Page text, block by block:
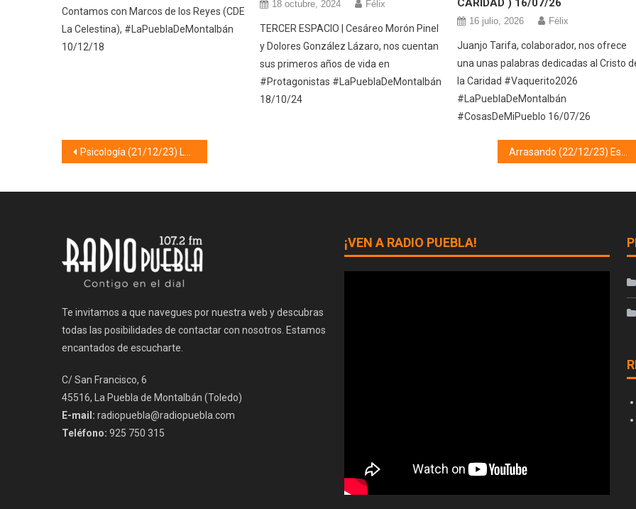
Contamos con Marcos de los Reyes (CDE
La Celestina), #LaPueblaDeMontalbán
10/12/18
18 octubre, 2024 Félix
TERCER ESPACIO | Cesáreo Morón Pinel
y Dolores González Lázaro, nos cuentan
sus primeros años de vida en
#Protagonistas #LaPueblaDeMontalbán
18/10/24
16 julio, 2026 Félix
Juanjo Tarifa, colaborador, nos ofrece
una unas palabras dedicadas al Cristo
la Caridad #Vaquerito2026
#LaPueblaDeMontalbán
#CosasDeMiPueblo 16/07/26
Navegación
Psicología (21/12/23) LOS VALORES Y LA NAVIDAD CON NIÑOS
Te invitamos a que navegues por nuestra web y descubras
todas las posibilidades de contactar con nosotros. Estamos
encantados de escucharte.
C/ San Francisco, 6
45516, La Puebla de Montalbán (Toledo)
E-mail: radiopuebla@radiopuebla.com
Teléfono: 925 750 315
¡VEN A RADIO PUEBLA!